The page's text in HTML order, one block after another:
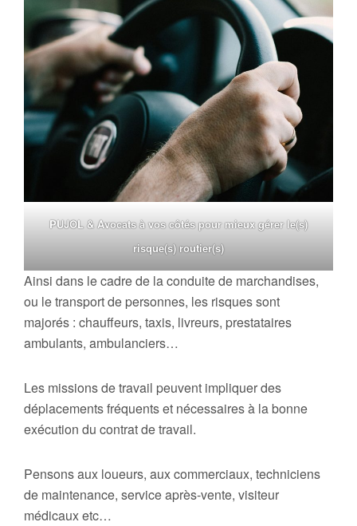
PUJOL & Avocats à vos côtés pour mieux gérer le(s)
risque(s) routier(s)
Ainsi dans le cadre de la conduite de marchandises,
ou le transport de personnes, les risques sont
majorés : chauffeurs, taxis, livreurs, prestataires
ambulants, ambulanciers…
Les missions de travail peuvent impliquer des
déplacements fréquents et nécessaires à la bonne
exécution du contrat de travail.
Pensons aux loueurs, aux commerciaux, techniciens
de maintenance, service après-vente, visiteur
médicaux etc…